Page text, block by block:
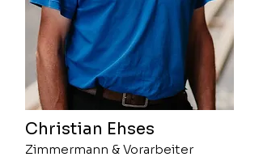
Christian Ehses
Zimmermann & Vorarbeiter